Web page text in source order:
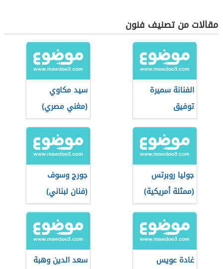
مقالات من تصنيف فنون
الفنانة سميرة
توفيق
سيد مكاوي
(مغني مصري)
جوليا روبرتس
(ممثلة أمريكية)
جورج وسوف
(فنان لبناني)
غادة عويس
سعد الدين وهبة